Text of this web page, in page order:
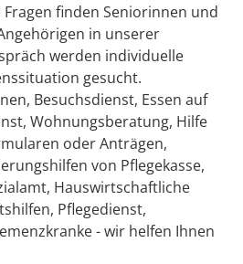
finden Seniorinnen und
in unserer
werden individuelle
gesucht.
Besuchsdienst, Essen auf
Wohnungsberatung, Hilfe
oder Anträgen,
von Pflegekasse,
Hauswirtschaftliche
Pflegedienst,
- wir helfen Ihnen